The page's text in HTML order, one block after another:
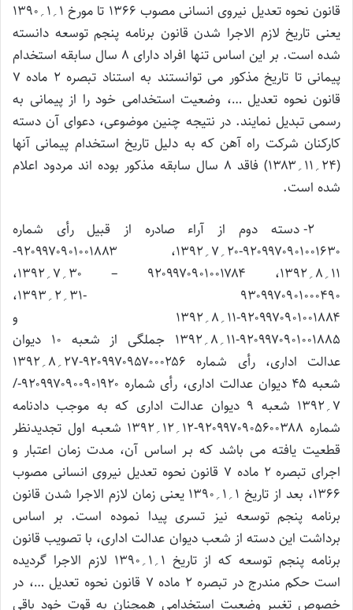
قانون نحوه تعدیل نیروی انسانی مصوب ۱۳۶۶ تا مورخ ۱؍۱؍۱۳۹۰
یعنی تاریخ لازم الاجرا شدن قانون برنامه پنجم توسعه دانسته
شده است. بر این اساس تنها افراد دارای ۸ سال سابقه استخدام
پیمانی تا تاریخ مذکور می توانستند به استناد تبصره ۲ ماده ۷
قانون نحوه تعدیل …، وضعیت استخدامی خود را از پیمانی به
رسمی تبدیل نمایند. در نتیجه چنین موضوعی، دعوای آن دسته
کارکنان شرکت راه آهن که به دلیل تاریخ استخدام پیمانی آنها
(۲۴؍۱۱؍۱۳۸۳) فاقد ۸ سال سابقه مذکور بوده اند مردود اعلام
شده است.
۲- دسته دوم از آراء صادره از قبیل رأی شماره
۹۲۰۹۹۷۰۹۰۱۰۰۱۶۳۰-۲۰؍۷؍۱۳۹۲، ۹۲۰۹۹۷۰۹۰۱۰۰۱۸۸۳-
۱۱؍۸؍۱۳۹۲، ۹۲۰۹۹۷۰۹۰۱۰۰۱۷۸۴ – ۳۰؍۷؍۱۳۹۲،
۹۳۰۹۹۷۰۹۰۱۰۰۰۴۹۰ -۳۱؍۲؍۱۳۹۳،
۹۲۰۹۹۷۰۹۰۱۰۰۱۸۸۴-۱۱؍۸؍۱۳۹۲ و
۹۲۰۹۹۷۰۹۰۱۰۰۱۸۸۵-۱۱؍۸؍۱۳۹۲ جملگی از شعبه ۱۰ دیوان
عدالت اداری، رأی شماره ۹۲۰۹۹۷۰۹۵۷۰۰۰۲۵۶-۲۷؍۸؍۱۳۹۲
شعبه ۴۵ دیوان عدالت اداری، رأی شماره ۹۲۰۹۹۷۰۹۰۰۹۰۱۹۲۰-/
۷؍۱۳۹۲ شعبه ۹ دیوان عدالت اداری که به موجب دادنامه
شماره ۹۲۰۹۹۷۰۹۰۵۶۰۰۳۸۸-۱۲؍۱۲؍۱۳۹۲ شعبـه اول تجدیدنظر
قطعیت یافته می باشد که بـر اساس آن، مـدت زمان اعتبار و
اجرای تبصره ۲ ماده ۷ قانون نحوه تعدیل نیروی انسانی مصوب
۱۳۶۶، بعد از تاریخ ۱؍۱؍۱۳۹۰ یعنی زمان لازم الاجرا شدن قانون
برنامه پنجم توسعه نیز تسری پیدا نموده است. بر اساس
برداشت این دسته از شعب دیوان عدالت اداری، با تصویب قانون
برنامه پنجم توسعه که از تاریخ ۱؍۱؍۱۳۹۰ لازم الاجرا گردیده
است حکم مندرج در تبصره ۲ ماده ۷ قانون نحوه تعدیل …، در
خصوص تغییر وضعیت استخدامی همچنان به قوت خود باقی